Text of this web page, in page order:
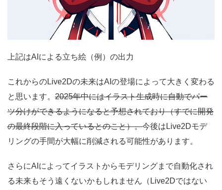
上記はAIによる立ち絵（例）の出力
これからのLive2Dの未来はAIの登場によって大きく変わる
と思います。 2025年中にはイラスト生成時に自動でパー
ツ分けができるようになると予想されており（すでに開発
の最終段階に入っているとのこと）。今後はLive2Dモデ
リングの手間が大幅に削減される可能性があります。
さらにAIによってイラストからモデリングまで自動化され
る未来もそう遠くないかもしれません（Live2Dではない